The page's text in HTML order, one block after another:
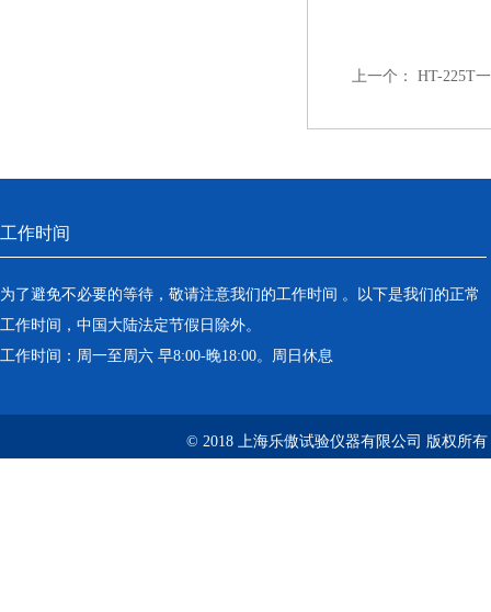
上一个： HT-225T
工作时间
为了避免不必要的等待，敬请注意我们的工作时间 。以下是我们的正常
工作时间，中国大陆法定节假日除外。
工作时间：周一至周六 早8:00-晚18:00。周日休息
© 2018 上海乐傲试验仪器有限公司 版权所